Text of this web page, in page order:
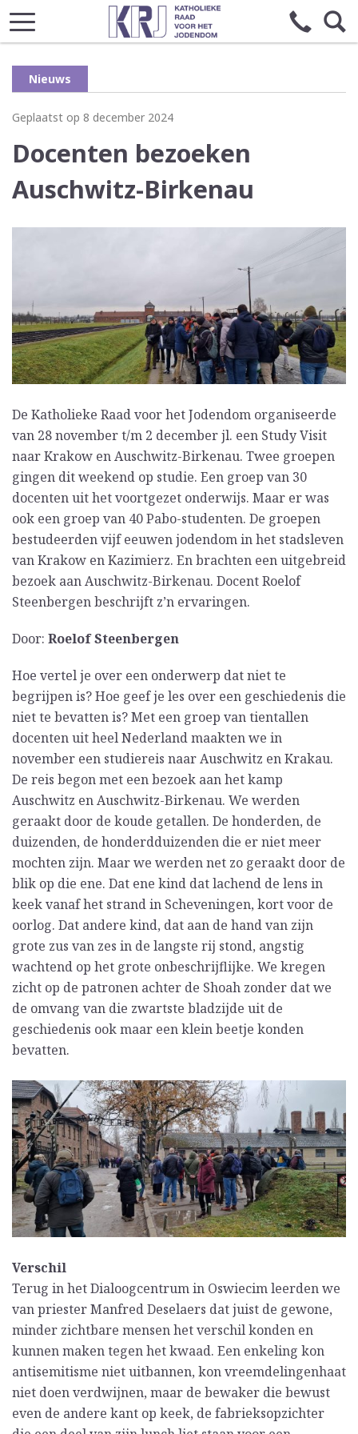
Nieuws
Geplaatst op 8 december 2024
Docenten bezoeken
Auschwitz-Birkenau
De Katholieke Raad voor het Jodendom organiseerde
van 28 november t/m 2 december jl. een Study Visit
naar Krakow en Auschwitz-Birkenau. Twee groepen
gingen dit weekend op studie. Een groep van 30
docenten uit het voortgezet onderwijs. Maar er was
ook een groep van 40 Pabo-studenten. De groepen
bestudeerden vijf eeuwen jodendom in het stadsleven
van Krakow en Kazimierz. En brachten een uitgebreid
bezoek aan Auschwitz-Birkenau. Docent Roelof
Steenbergen beschrijft z’n ervaringen.
Door: Roelof Steenbergen
Hoe vertel je over een onderwerp dat niet te
begrijpen is? Hoe geef je les over een geschiedenis die
niet te bevatten is? Met een groep van tientallen
docenten uit heel Nederland maakten we in
november een studiereis naar Auschwitz en Krakau.
De reis begon met een bezoek aan het kamp
Auschwitz en Auschwitz-Birkenau. We werden
geraakt door de koude getallen. De honderden, de
duizenden, de honderdduizenden die er niet meer
mochten zijn. Maar we werden net zo geraakt door de
blik op die ene. Dat ene kind dat lachend de lens in
keek vanaf het strand in Scheveningen, kort voor de
oorlog. Dat andere kind, dat aan de hand van zijn
grote zus van zes in de langste rij stond, angstig
wachtend op het grote onbeschrijflijke. We kregen
zicht op de patronen achter de Shoah zonder dat we
de omvang van die zwartste bladzijde uit de
geschiedenis ook maar een klein beetje konden
bevatten.
Verschil
Terug in het Dialoogcentrum in Oswiecim leerden we
van priester Manfred Deselaers dat juist de gewone,
minder zichtbare mensen het verschil konden en
kunnen maken tegen het kwaad. Een enkeling kon
antisemitisme niet uitbannen, kon vreemdelingenhaat
niet doen verdwijnen, maar de bewaker die bewust
even de andere kant op keek, de fabrieksopzichter